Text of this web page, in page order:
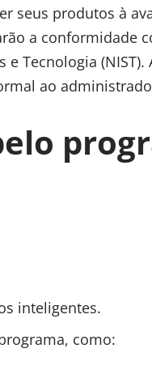
seus produtos à
a conformidade
Tecnologia (NIST).
ao
inteligentes.
como: